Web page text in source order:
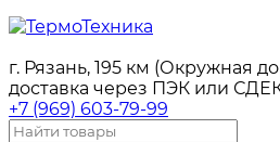
г. Рязань, 195 км (Окружная
доставка через ПЭК или
+7 (969) 603-79-99